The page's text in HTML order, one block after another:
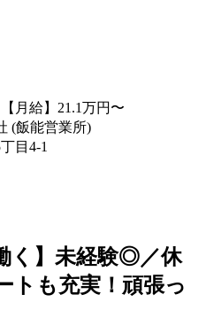
月給】21.1万円〜
(飯能営業所)
目4-1
く】未経験◎／休
トも充実！頑張っ